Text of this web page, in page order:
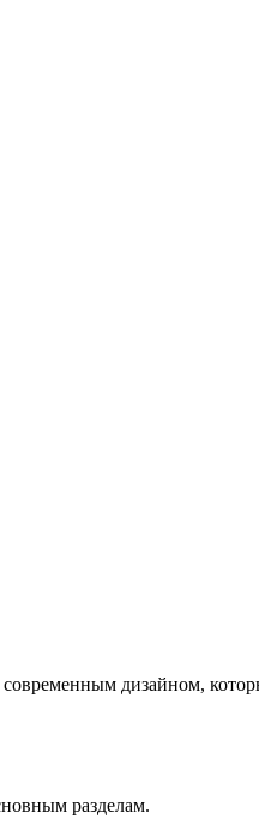
дизайном,
разделам.